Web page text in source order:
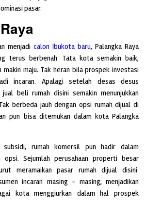
pasar.
menjadi calon Ibukota baru, Palangka Raya
terus berbenah. Tata kota semakin baik,
makin maju. Tak heran bila prospek investasi
incaran. Apalagi setelah desas desus
jual beli rumah disini semakin menunjukkan
berbeda jauh dengan opsi rumah dijual di
pun bisa ditemukan dalam kota Palangka
subsidi, rumah komersil pun hadir dalam
opsi. Sejumlah perusahaan properti besar
meramaikan pasar rumah dijual disini.
incaran masing – masing, menjadikan
kota menggiurkan dalam hal prospek